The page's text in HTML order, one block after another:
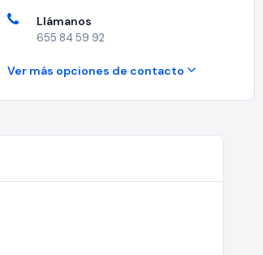
Llámanos
655 84 59 92
Ver más opciones de contacto